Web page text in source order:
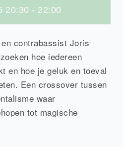
20:30 - 22:00
contrabassist Joris
hoe iedereen
en hoe je geluk en toeval
Een crossover tussen
waar
tot magische